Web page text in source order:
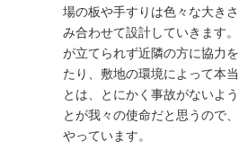
場の板や手すりは色々な大き
み合わせて設計していきます
が立てられず近隣の方に協力
たり、敷地の環境によって本
とは、とにかく事故がないよ
とが我々の使命だと思うので
やっています。